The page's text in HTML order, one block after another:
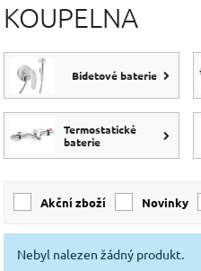
KOUPELNA
Bidetové baterie
Termostatické
baterie
Akční zboží Novinky
Nebyl nalezen žádný produkt.